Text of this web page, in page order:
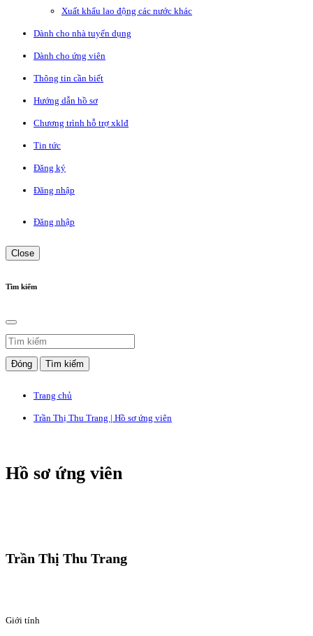
Xuất khẩu lao động các nước khác
Dành cho nhà tuyển dụng
Dành cho ứng viên
Thông tin cần biết
Hướng dẫn hồ sơ
Chương trình hỗ trợ xklđ
Tin tức
Đăng ký
Đăng nhập
Đăng nhập
Close
Tìm kiếm
Đóng Tìm kiếm
Trang chủ
Trần Thị Thu Trang | Hồ sơ ứng viên
Hồ sơ ứng viên
Trần Thị Thu Trang
Giới tính